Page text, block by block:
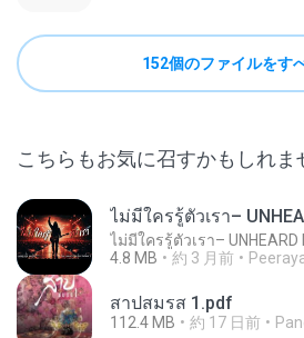
152個のファイルをす
こちらもお気に召すかもしれま
4.8 MB
約 3 月前 Peeraya
สาปสมรส 1.pdf
112.4 MB 約 17 日前